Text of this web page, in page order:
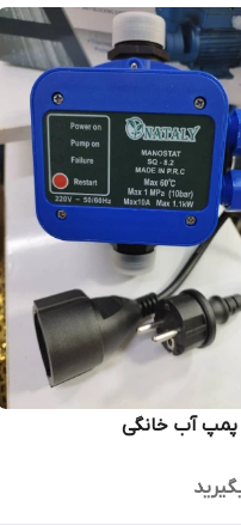
پمپ آب خانگی